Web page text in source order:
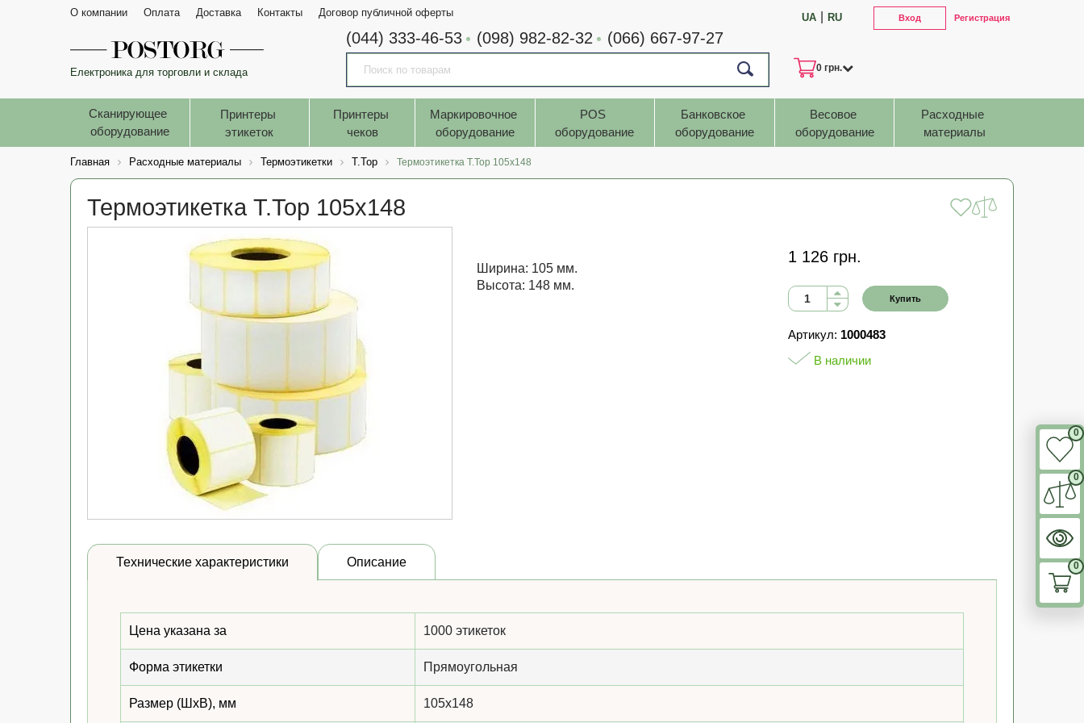
0
0
0
О компании Оплата Доставка Контакты Договор публичной оферты UA RU Вход Регистрация
Електроника для торговли и склада
(044) 333-46-53 (098) 982-82-32 (066) 667-97-27
0 грн.
Сканирующее
оборудование
Принтеры
этикеток
Принтеры
чеков
Маркировочное
оборудование
POS
оборудование
Банковское
оборудование
Весовое
оборудование
Расходные
материалы
Главная Расходные материалы Термоэтикетки T.Top Термоэтикетка T.Top 105x148
Термоэтикетка T.Top 105x148
Ширина: 105 мм.
Высота: 148 мм.
1 126 грн.
Купить
Артикул: 1000483
В наличии
Технические характеристики Описание
Цена указана за 1000 этикеток
Форма этикетки Прямоугольная
Размер (ШхВ), мм 105x148